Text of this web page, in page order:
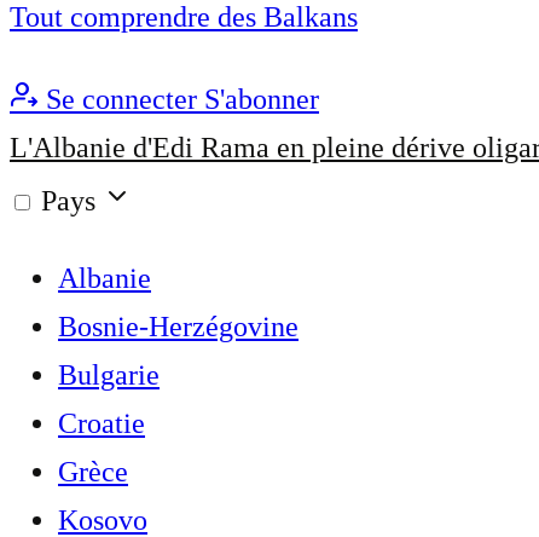
Tout comprendre des Balkans
Se connecter S'abonner
L'Albanie d'Edi Rama en pleine dérive
Pays
Albanie
Bosnie-Herzégovine
Bulgarie
Croatie
Grèce
Kosovo